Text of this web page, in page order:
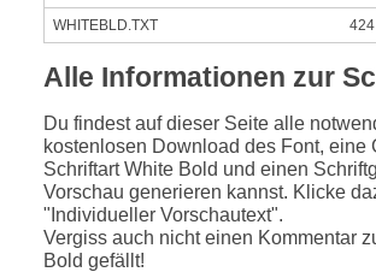
WHITEBLD.TXT
Alle Informationen zur
Du findest auf dieser Seite alle
kostenlosen Download des Font,
Schriftart White Bold und einen
Vorschau generieren kannst. Klicke
"Individueller Vorschautext".
Vergiss auch nicht einen Kommentar
Bold gefällt!